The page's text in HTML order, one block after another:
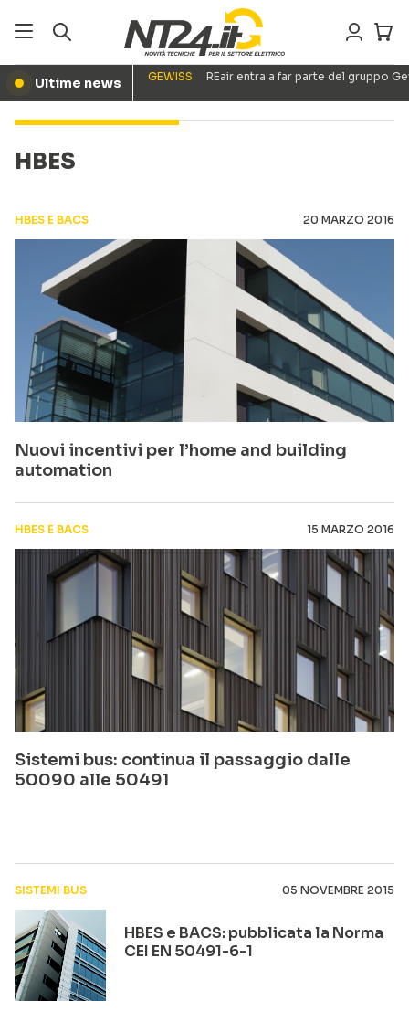
● Ultime news GEWISS REair entra a far parte del gruppo
HBES
HBES E BACS 20 MARZO 2016
Nuovi incentivi per l’home and building
automation
HBES E BACS 15 MARZO 2016
Sistemi bus: continua il passaggio dalle
50090 alle 50491
SISTEMI BUS 05 NOVEMBRE 2015
HBES e BACS: pubblicata la Norma
CEI EN 50491-6-1